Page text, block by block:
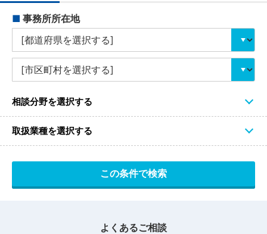
■ 事務所所在地
相談分野を選択する
取扱業種を選択する
よくあるご相談